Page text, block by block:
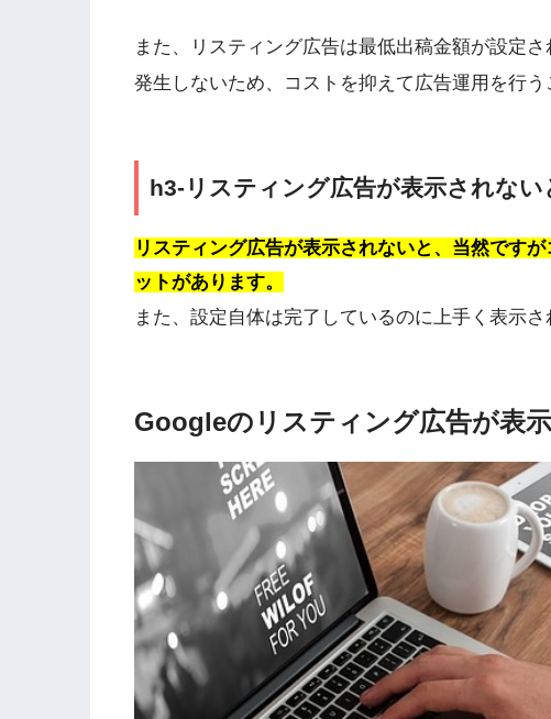
また、リスティング広告は最低出稿金額が設定
発生しないため、コストを抑えて広告運用を行う
h3-リスティング広告が表示されない
リスティング広告が表示されないと、当然です
ットがあります。
また、設定自体は完了しているのに上手く表示
Googleのリスティング広告が表